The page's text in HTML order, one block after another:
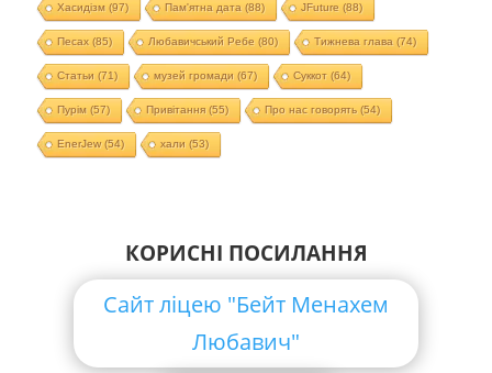
Хасидізм (97) Пам'ятна дата (88) JFuture (88)
Песах(85) Любавичський Ребе (80) Тижнева глава (74)
Статьи (71) музей громади (67) Суккот (64)
Пурім (57) Привітання(55) Про нас говорять(54)
EnerJew(54) хали (53)
КОРИСНІ ПОСИЛАННЯ
Сайт ліцею "Бейт Менахем
Любавич"